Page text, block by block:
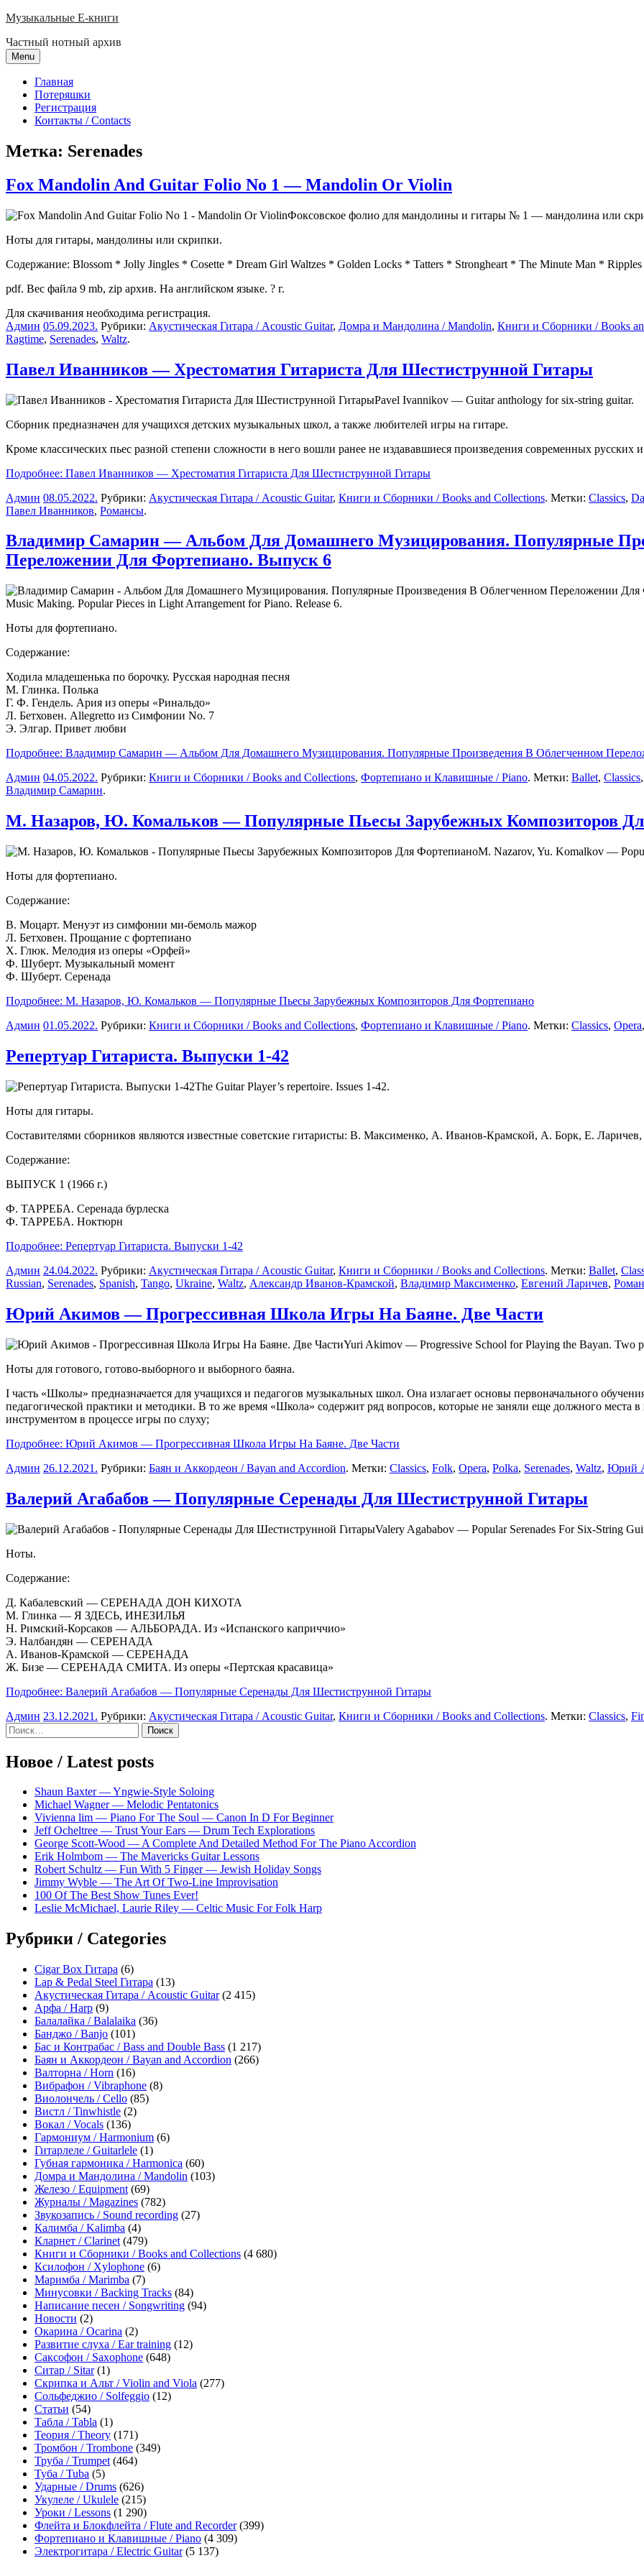
Skip
content
Музыкальные E-книги
Частный нотный архив
Menu
Главная
Потеряшки
Регистрация
Контакты / Contacts
Метка: Serenades
Fox Mandolin And Guitar Folio No 1 — Mandolin Or Violin
Фоксовское фолио для мандолины и гитары № 1 — мандолина или
Ноты для гитары, мандолины или скрипки.
Содержание: Blossom * Jolly Jingles * Cosette * Dream Girl Waltzes * Golden Locks * Tatters * Strongheart * The Minute Man *
pdf. Вес файла 9 mb, zip архив. На английском языке. ? г.
Для скачивания необходима регистрация.
Админ 05.09.2023. Рубрики: Акустическая Гитара / Acoustic Guitar, Домра и Мандолина / Mandolin, Книги и Сборники / Books
Ragtime, Serenades, Waltz.
Павел Иванников — Хрестоматия Гитариста Для Шестиструнной Гитары
Pavel Ivannikov — Guitar anthology for six-string guitar.
Сборник предназначен для учащихся детских музыкальных школ, а также любителей игры на гитаре.
Кроме классических пьес разной степени сложности в него вошли ранее не издававшиеся произведения современных русских
Подробнее: Павел Иванников — Хрестоматия Гитариста Для Шестиструнной Гитары
Админ 08.05.2022. Рубрики: Акустическая Гитара / Acoustic Guitar, Книги и Сборники / Books and Collections. Метки: Classics,
Павел Иванников, Романсы.
Владимир Самарин — Альбом Для Домашнего Музицирования. Популярные
Переложении Для Фортепиано. Выпуск 6
Music Making. Popular Pieces in Light Arrangement for Piano. Release 6.
Ноты для фортепиано.
Содержание:
Ходила младешенька по борочку. Русская народная песня
М. Глинка. Полька
Г. Ф. Гендель. Ария из оперы «Ринальдо»
Л. Бетховен. Allegretto из Симфонии No. 7
Э. Элгар. Привет любви
Подробнее: Владимир Самарин — Альбом Для Домашнего Музицирования. Популярные Произведения В Облегченном
Админ 04.05.2022. Рубрики: Книги и Сборники / Books and Collections, Фортепиано и Клавишные / Piano. Метки: Ballet, Classics,
Владимир Самарин.
М. Назаров, Ю. Комальков — Популярные Пьесы Зарубежных Композиторов
M. Nazarov, Yu. Komalkov —
Ноты для фортепиано.
Содержание:
В. Моцарт. Менуэт из симфонии ми-бемоль мажор
Л. Бетховен. Прощание с фортепиано
X. Глюк. Мелодия из оперы «Орфей»
Ф. Шуберт. Музыкальный момент
Ф. Шуберт. Серенада
Подробнее: М. Назаров, Ю. Комальков — Популярные Пьесы Зарубежных Композиторов Для Фортепиано
Админ 01.05.2022. Рубрики: Книги и Сборники / Books and Collections, Фортепиано и Клавишные / Piano. Метки: Classics, Opera,
Репертуар Гитариста. Выпуски 1-42
The Guitar Player’s repertoire. Issues 1-42.
Ноты для гитары.
Составителями сборников являются известные советские гитаристы: В. Максименко, А. Иванов-Крамской, А. Борк, Е.
Содержание:
ВЫПУСК 1 (1966 г.)
Ф. ТАРРЕБА. Серенада бурлеска
Ф. ТАРРЕБА. Ноктюрн
Подробнее: Репертуар Гитариста. Выпуски 1-42
Админ 24.04.2022. Рубрики: Акустическая Гитара / Acoustic Guitar, Книги и Сборники / Books and Collections. Метки: Ballet,
Russian, Serenades, Spanish, Tango, Ukraine, Waltz, Александр Иванов-Крамской, Владимир Максименко, Евгений Ларичев,
Юрий Акимов — Прогрессивная Школа Игры На Баяне. Две Части
Yuri Akimov — Progressive School for Playing the Bayan. Two
Ноты для готового, готово-выборного и выборного баяна.
I часть «Школы» предназначается для учащихся и педагогов музыкальных школ. Она излагает основы первоначального
педагогической практики и методики. В то же время «Школа» содержит ряд вопросов, которые не заняли еще должного места в
инструментом в процессе игры по слуху;
Подробнее: Юрий Акимов — Прогрессивная Школа Игры На Баяне. Две Части
Админ 26.12.2021 . Рубрики: Баян и Аккордеон / Bayan and Accordion. Метки: Classics, Folk, Opera, Polka, Serenades, Waltz, Юрий
Валерий Агабабов — Популярные Cеренады Для Шестиструнной Гитары
Valery Agababov — Popular Serenades For Six-String
Ноты.
Содержание:
Д. Кабалевский — СЕРЕНАДА ДОН КИХОТА
М. Глинка — Я ЗДЕСЬ, ИНЕЗИЛЬЯ
Н. Римский-Корсаков — АЛЬБОРАДА. Из «Испанского каприччио»
Э. Налбандян — СЕРЕНАДА
А. Иванов-Крамской — СЕРЕНАДА
Ж. Бизе — СЕРЕНАДА СМИТА. Из оперы «Пертская красавица»
Подробнее: Валерий Агабабов — Популярные Cеренады Для Шестиструнной Гитары
Админ 23.12.2021 . Рубрики: Акустическая Гитара / Acoustic Guitar, Книги и Сборники / Books and Collections. Метки: Classics,
Sidebar
Найти:
Новое / Latest posts
Shaun Baxter — Yngwie-Style Soloing
Michael Wagner — Melodic Pentatonics
Vivienna lim — Piano For The Soul — Canon In D For Beginner
Jeff Ocheltree — Trust Your Ears — Drum Tech Explorations
George Scott-Wood — A Complete And Detailed Method For The Piano Accordion
Erik Holmbom — The Mavericks Guitar Lessons
Robert Schultz — Fun With 5 Finger — Jewish Holiday Songs
Jimmy Wyble — The Art Of Two-Line Improvisation
100 Of The Best Show Tunes Ever!
Leslie McMichael, Laurie Riley — Celtic Music For Folk Harp
Рубрики / Categories
Cigar Box Гитара (6)
Lap & Pedal Steel Гитара (13)
Акустическая Гитара / Acoustic Guitar(2 415)
Арфа / Harp (9)
Балалайка / Balalaika (36)
Банджо / Banjo (101)
Бас и Контрабас / Bass and Double Bass (1 217)
Баян и Аккордеон / Bayan and Accordion (266)
Валторна / Horn (16)
Вибрафон / Vibraphone (8)
Виолончель / Cello (85)
Вистл / Tinwhistle (2)
Вокал / Vocals (136)
Гармониум / Harmonium (6)
Гитарлеле / Guitarlele (1)
Губная гармоника / Harmonica (60)
Домра и Мандолина / Mandolin (103)
Железо / Equipment (69)
Журналы / Magazines (782)
Звукозапись / Sound recording (27)
Калимба / Kalimba (4)
Кларнет / Clarinet (479)
Книги и Сборники / Books and Collections (4 680)
Ксилофон / Xylophone (6)
Маримба / Marimba (7)
Минусовки / Backing Tracks (84)
Написание песен / Songwriting (94)
Новости (2)
Окарина / Ocarina (2)
Развитие слуха / Ear training (12)
Саксофон / Saxophone (648)
Ситар / Sitar(1)
Скрипка и Альт / Violin and Viola (277)
Сольфеджио / Solfeggio (12)
Статьи (54)
Табла / Tabla (1)
Теория / Theory (171)
Тромбон / Trombone (349)
Труба / Trumpet (464)
Туба / Tuba (5)
Ударные / Drums (626)
Укулеле / Ukulele (215)
Уроки / Lessons (1 290)
Флейта и Блокфлейта / Flute and Recorder(399)
Фортепиано и Клавишные / Piano (4 309)
Электрогитара / Electric Guitar(5 137)